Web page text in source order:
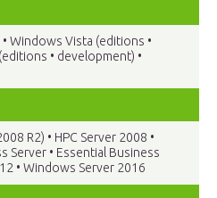
Windows Vista (editions •
• development) •
R2) • HPC Server 2008 •
Server • Essential Business
• Windows Server 2016